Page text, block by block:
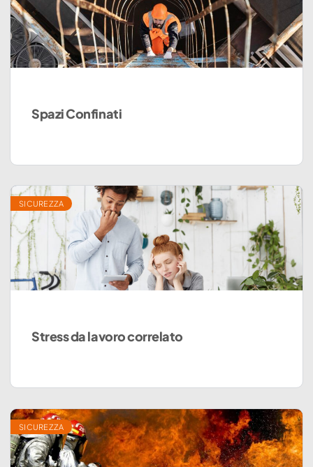
Spazi Confinati
SICUREZZA
Stress da lavoro correlato
SICUREZZA